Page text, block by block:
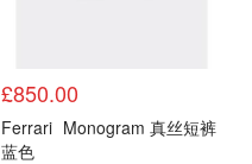
£850.00
Ferrari Monogram 真丝短裤
蓝色